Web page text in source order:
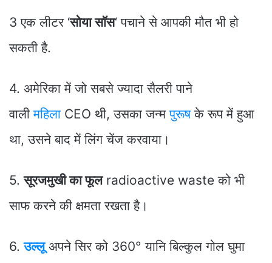
3 एक लीटर ‘सोया साॅस‘ पचाने से आपकी मौत भी हो
सकती है.
4. अमेरिका में जो सबसे ज्यादा सैलरी पाने
वालीमहिला CEO थी, उसका जन्मपुरूषके रूप में हुआ
था, उसने बाद में लिंग चेंज करवाया।
5.सूरजमुखी का फूलradioactive waste को भी
साफ करने की क्षमता रखता है।
6.उल्लूअपने सिर को 360° यानि बिल्कुल गोल घुमा